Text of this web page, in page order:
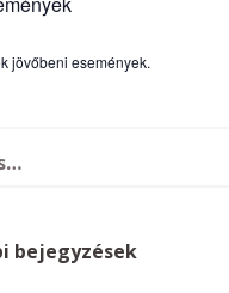
jövőbeni események.
bejegyzések